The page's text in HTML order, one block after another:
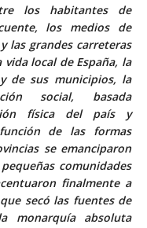
los habitantes de
los medios de
las grandes carreteras
local de España, la
de sus municipios, la
social, basada
física del país y
de las formas
se emanciparon
comunidades
finalmente a
secó las fuentes de
monarquía absoluta